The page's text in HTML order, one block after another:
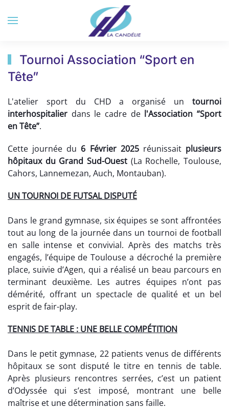
Accéder au contenu principal
Tournoi Association “Sport en
Tête”
L'atelier sport du CHD a organisé un tournoi
interhospitalier dans le cadre del'Association “Sport
en Tête”.
Cette journée du 6 Février 2025réunissait plusieurs
hôpitaux du Grand Sud-Ouest (La Rochelle, Toulouse,
Cahors, Lannemezan, Auch, Montauban).
UN TOURNOI DE FUTSAL DISPUTÉ
Dans le grand gymnase, six équipes se sont affrontées
tout au long de la journée dans un tournoi de football
en salle intense et convivial. Après des matchs très
engagés, l’équipe de Toulouse a décroché la première
place, suivie d’Agen, qui a réalisé un beau parcours en
terminant deuxième. Les autres équipes n’ont pas
démérité, offrant un spectacle de qualité et un bel
esprit de fair-play.
TENNIS DE TABLE : UNE BELLE COMPÉTITION
Dans le petit gymnase, 22 patients venus de différents
hôpitaux se sont disputé le titre en tennis de table.
Après plusieurs rencontres serrées, c’est un patient
d’Odyssée qui s’est imposé, montrant une belle
maîtrise et une détermination sans faille.